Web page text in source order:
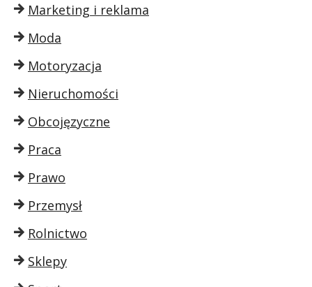
Marketing i reklama
Moda
Motoryzacja
Nieruchomości
Obcojęzyczne
Praca
Prawo
Przemysł
Rolnictwo
Sklepy